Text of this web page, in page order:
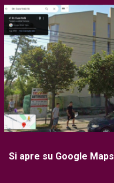
Si apre su Google Maps